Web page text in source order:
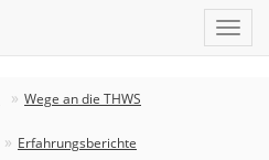
Wege an die THWS
Erfahrungsberichte